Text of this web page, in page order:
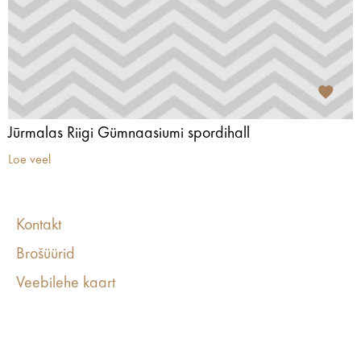
Jūrmalas Riigi Gümnaasiumi spordihall
Loe veel
Kontakt
Brošüürid
Veebilehe kaart